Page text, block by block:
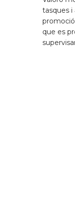
tasques i
que es